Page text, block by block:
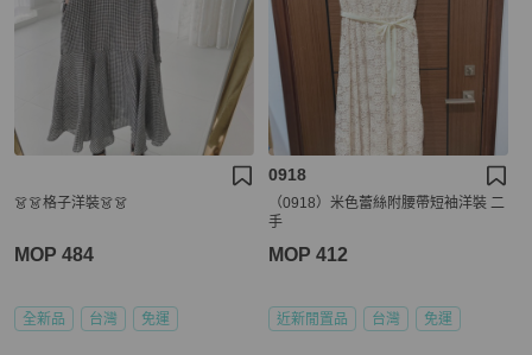
👗👗格子洋裝👗👗
MOP 484
全新品 台灣 免運
0918
（0918）米色蕾絲附腰帶短袖洋裝 二
手
MOP 412
近新閒置品 台灣 免運